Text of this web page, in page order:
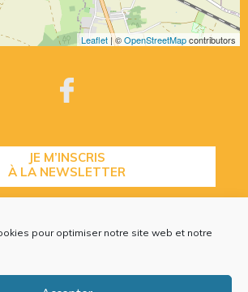
pour optimiser notre site web et notre
Leaflet | ©OpenStreetMapcontributors
JE M’INSCRIS
À LA NEWSLETTER